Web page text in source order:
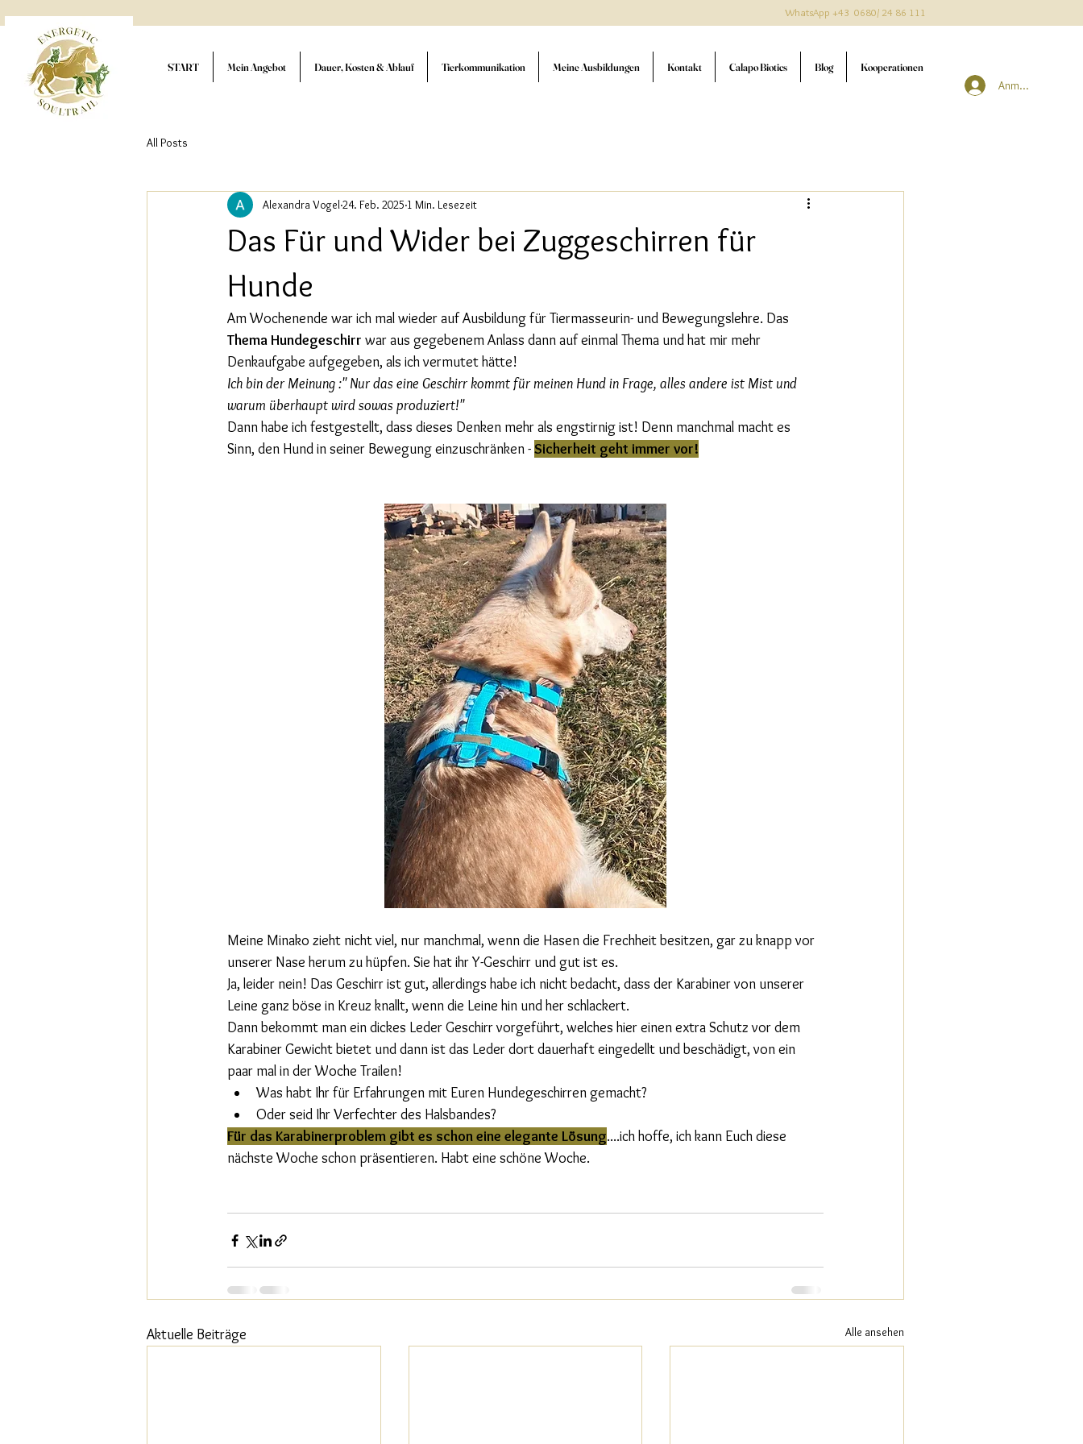
WhatsApp +43 0680/ 24 86 111
START Mein Angebot Dauer, Kosten & Ablauf Tierkommunikation Meine Ausbildungen Kontakt Calapo Biotics Blog Kooperationen
Anmelden
All Posts
Das Für und Wider bei Zuggeschirren für
Hunde
Alexandra Vogel 24. Feb. 2025 1 Min. Lesezeit
Am Wochenende war ich mal wieder auf Ausbildung für Tiermasseurin- und Bewegungslehre. Das
Thema Hundegeschirr war aus gegebenem Anlass dann auf einmal Thema und hat mir mehr
Denkaufgabe aufgegeben, als ich vermutet hätte!
Ich bin der Meinung :" Nur das eine Geschirr kommt für meinen Hund in Frage, alles andere ist Mist und
warum überhaupt wird sowas produziert!"
Dann habe ich festgestellt, dass dieses Denken mehr als engstirnig ist! Denn manchmal macht es
Sinn, den Hund in seiner Bewegung einzuschränken - Sicherheit geht immer vor!
Meine Minako zieht nicht viel, nur manchmal, wenn die Hasen die Frechheit besitzen, gar zu knapp vor
unserer Nase herum zu hüpfen. Sie hat ihr Y-Geschirr und gut ist es.
Ja, leider nein! Das Geschirr ist gut, allerdings habe ich nicht bedacht, dass der Karabiner von unserer
Leine ganz böse in Kreuz knallt, wenn die Leine hin und her schlackert.
Dann bekommt man ein dickes Leder Geschirr vorgeführt, welches hier einen extra Schutz vor dem
Karabiner Gewicht bietet und dann ist das Leder dort dauerhaft eingedellt und beschädigt, von ein
paar mal in der Woche Trailen!
Was habt Ihr für Erfahrungen mit Euren Hundegeschirren gemacht?
Oder seid Ihr Verfechter des Halsbandes?
Für das Karabinerproblem gibt es schon eine elegante Lösung....ich hoffe, ich kann Euch diese
nächste Woche schon präsentieren. Habt eine schöne Woche.
Aktuelle Beiträge Alle ansehen